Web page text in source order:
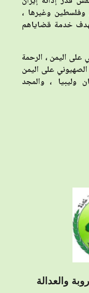
وفلسطين وغيرها ،
خدمة قضاياهم
على اليمن ، الرحمة
الصهيوني على اليمن
وليبيا ، والمجد
والعدالة